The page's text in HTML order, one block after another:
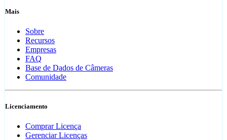
Mais
Sobre
Recursos
Empresas
FAQ
Base de Dados de Câmeras
Comunidade
Licenciamento
Comprar Licença
Gerenciar Licenças